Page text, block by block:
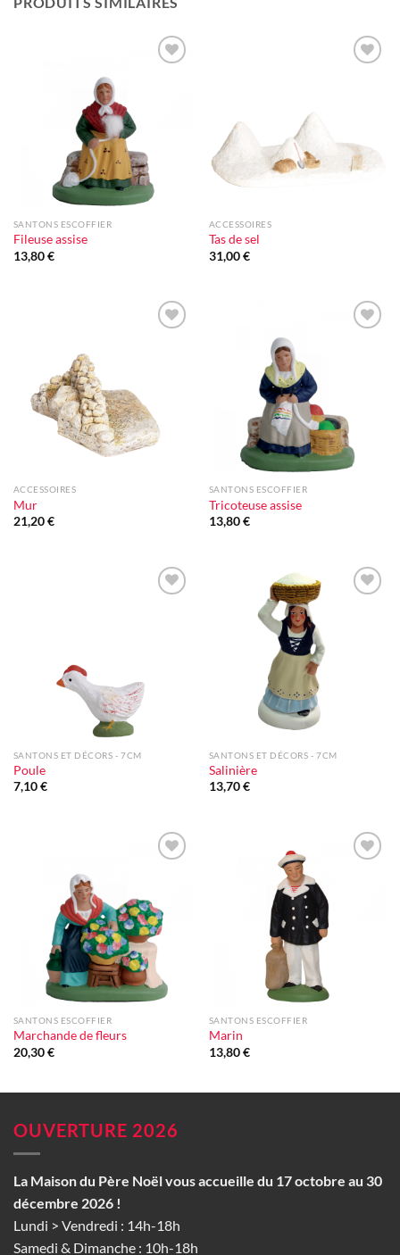
SANTONS ESCOFFIER
Fileuse assise
13,80€
ACCESSOIRES
Tas de sel
31,00€
ACCESSOIRES
Mur
21,20€
SANTONS ESCOFFIER
Tricoteuse assise
13,80€
SANTONS ET DÉCORS - 7CM
Poule
7,10€
SANTONS ET DÉCORS - 7CM
Salinière
13,70€
SANTONS ESCOFFIER
Marchande de fleurs
20,30€
SANTONS ESCOFFIER
Marin
13,80€
OUVERTURE 2026
La Maison du Père Noël vous accueille du 17 octobre au 30
décembre 2026 !
Lundi > Vendredi : 14h-18h
Samedi & Dimanche : 10h-18h